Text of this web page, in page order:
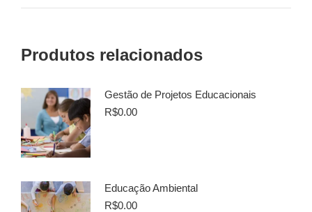
Produtos relacionados
Gestão de Projetos Educacionais
R$0.00
Educação Ambiental
R$0.00